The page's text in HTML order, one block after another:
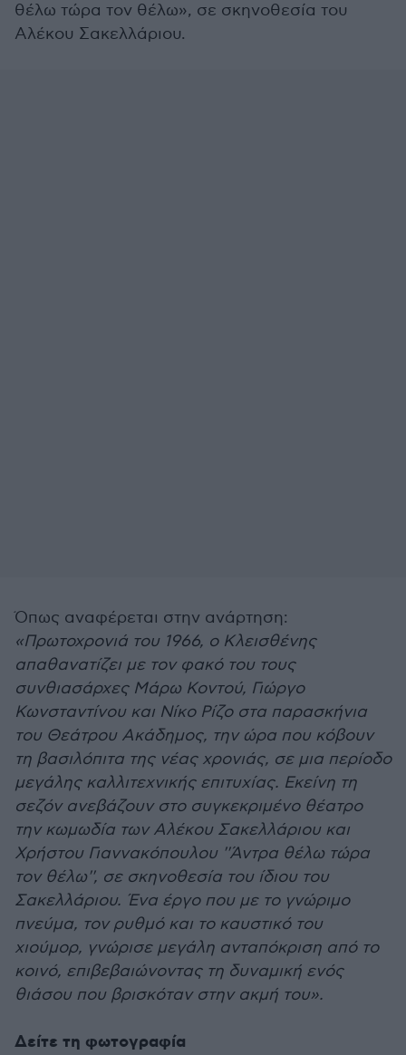
θέλω τώρα τον θέλω», σε σκηνοθεσία του
Αλέκου Σακελλάριου.
Όπως αναφέρεται στην ανάρτηση:
«Πρωτοχρονιά του 1966, ο Κλεισθένης
απαθανατίζει με τον φακό του τους
συνθιασάρχες Μάρω Κοντού, Γιώργο
Κωνσταντίνου και Νίκο Ρίζο στα παρασκήνια
του Θεάτρου Ακάδημος, την ώρα που κόβουν
τη βασιλόπιτα της νέας χρονιάς, σε μια περίοδο
μεγάλης καλλιτεχνικής επιτυχίας. Εκείνη τη
σεζόν ανεβάζουν στο συγκεκριμένο θέατρο
την κωμωδία των Αλέκου Σακελλάριου και
Χρήστου Γιαννακόπουλου ''Άντρα θέλω τώρα
τον θέλω'', σε σκηνοθεσία του ίδιου του
Σακελλάριου. Ένα έργο που με το γνώριμο
πνεύμα, τον ρυθμό και το καυστικό του
χιούμορ, γνώρισε μεγάλη ανταπόκριση από το
κοινό, επιβεβαιώνοντας τη δυναμική ενός
θιάσου που βρισκόταν στην ακμή του».
Δείτε τη φωτογραφία